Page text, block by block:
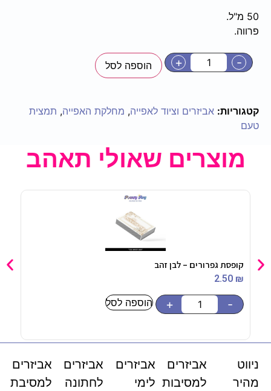
50 מ"ל.
פרווה.
-
+ הוספה לסל
קטגוריות: אביזרים וציוד לאפייה, מחלקת האפייה, תמצית
טעם
מוצרים שאולי תאהב
קופסת גפרורים – ‏‏לבן זהב
2.50 ₪
-
+ הוספה לסל
ניווט
מהיר
אביזרים
למסיבות
אביזרים
לימי
אביזרים
לחתונה
אביזרים
למסיבת